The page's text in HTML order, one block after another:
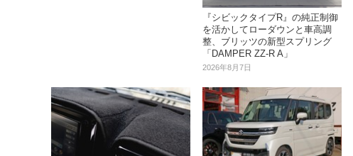
『シビックタイプR』の純正制御
を活かしてローダウンと車高調
整、ブリッツの新型スプリング
「DAMPER ZZ-R A」
2026年8月7日